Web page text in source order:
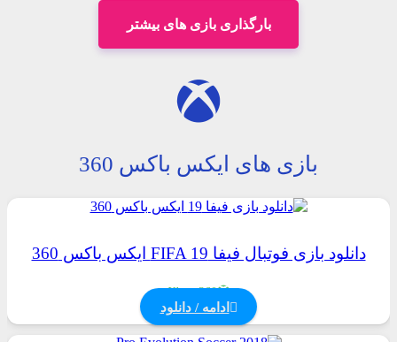
بارگذاری بازی های بیشتر
بازی های ایکس باکس 360
دانلود بازی فوتبال فیفا FIFA 19 ایکس باکس 360
Xbox 360
ادامه / دانلود